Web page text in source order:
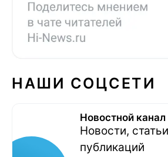
НАШИ СОЦСЕТИ
Новостной канал
Новости,
публикаций